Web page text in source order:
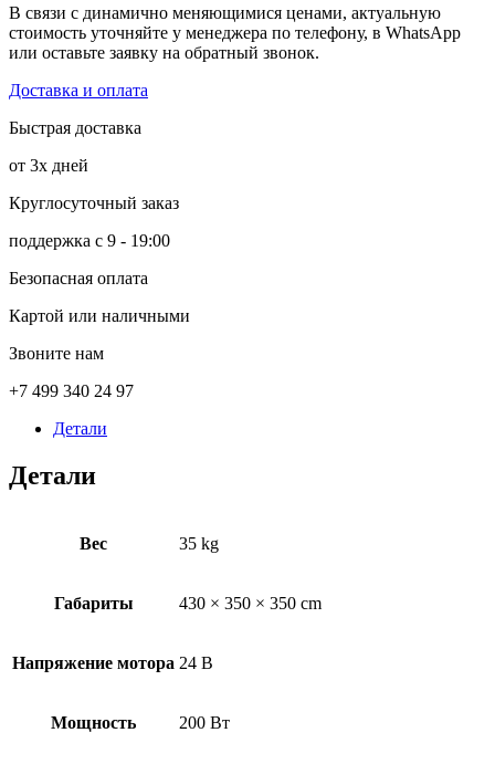
В связи с динамично меняющимися ценами, актуальную
стоимость уточняйте у менеджера по телефону, в WhatsApp
или оставьте заявку на обратный звонок.
Доставка и оплата
Быстрая доставка
от 3х дней
Круглосуточный заказ
поддержка с 9 - 19:00
Безопасная оплата
Картой или наличными
Звоните нам
+7 499 340 24 97
Детали
Детали
Вес 35 kg
Габариты 430 × 350 × 350 cm
Напряжение мотора 24 В
Мoщнocть 200 Вт